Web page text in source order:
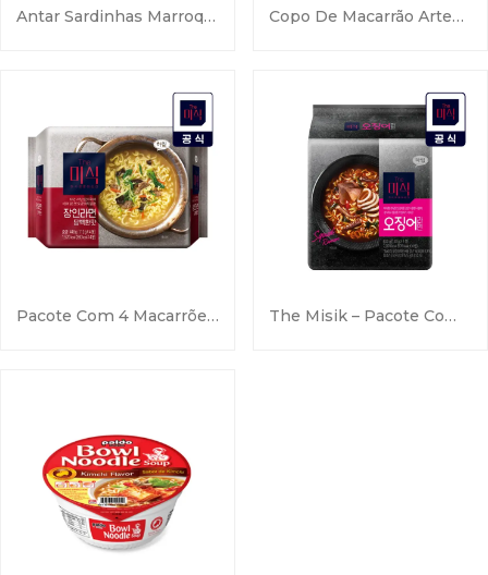
Antar Sardinhas Marroquinas Em Óleo Vegetal Copo De Macarrão Artesanal Picante Misik – 1 Unidade
Pacote Com 4 Macarrões Artesanais Sabor Suave Misik The Misik – Pacote Com 4 Lámen De Lula 130g